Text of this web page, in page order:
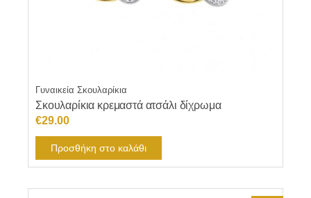
Γυναικεία Σκουλαρίκια
Σκουλαρίκια κρεμαστά ατσάλι δίχρωμα
€29.00
Προσθήκη στο καλάθι